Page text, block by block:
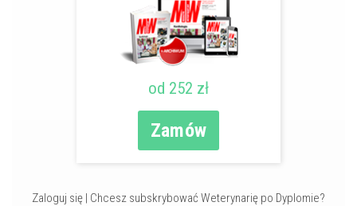
od 252 zł
Zamów
Zaloguj się | Chcesz subskrybować Weterynarię po Dyplomie?